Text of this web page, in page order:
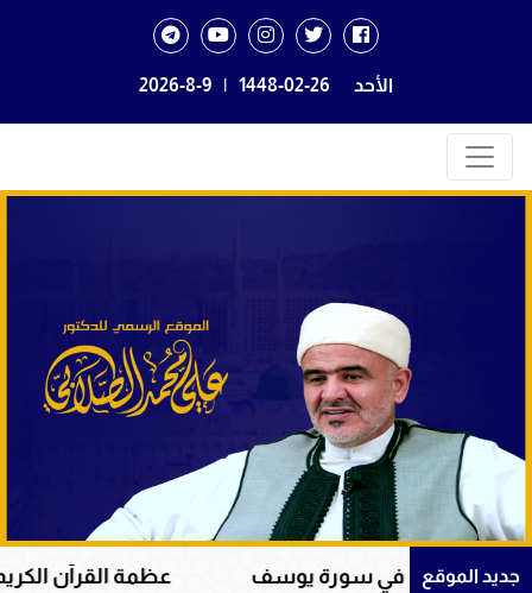
الأحد 1448-02-26
|
2026-8-9
جديد الموقع
سورة يوسف عظمة القرآن الكريم في هداية